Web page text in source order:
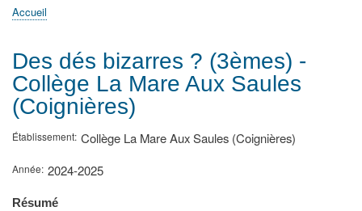
Accueil
ActualitésMATh.en.JEANS ?
Régions et Ateliers
Créer, gérer un atelier
Sujets/Publications
Congrès
d'Ariane
Accueil
Des dés bizarres ? (3èmes) -
Collège La Mare Aux Saules
(Coignières)
Établissement Collège La Mare Aux Saules (Coignières)
Année 2024-2025
Résumé